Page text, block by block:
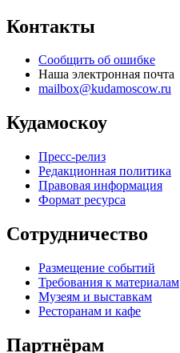
Контакты
Сообщить об ошибке
Наша электронная почта
mailbox@kudamoscow.ru
Кудамоскоу
Пресс-релиз
Редакционная политика
Правовая информация
Формат ресурса
Сотрудничество
Размещение событий
Требования к материалам
Музеям и выставкам
Ресторанам и кафе
Партнёрам